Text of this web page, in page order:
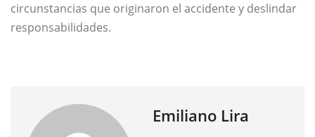
circunstancias que originaron el accidente y deslindar
responsabilidades.
Emiliano Lira